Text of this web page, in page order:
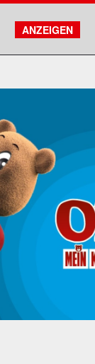
FILMSUCHE
KONTO
ANZEIGEN